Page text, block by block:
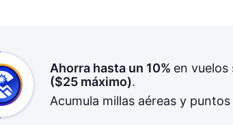
Ahorra hasta un 10% en vuelos
($25máximo).
Acumula millas aéreas y puntos